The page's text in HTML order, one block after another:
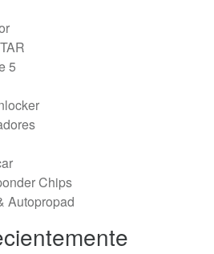
5
Chips
Autopropad